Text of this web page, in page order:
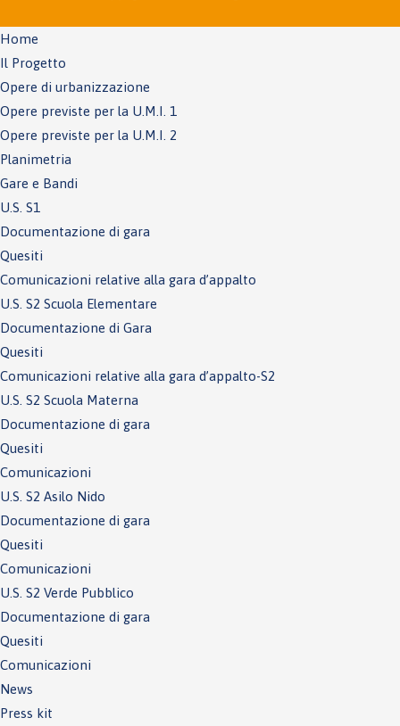
Home
Il Progetto
Opere di urbanizzazione
Opere previste per la U.M.I. 1
Opere previste per la U.M.I. 2
Planimetria
Gare e Bandi
U.S. S1
Documentazione di gara
Quesiti
Comunicazioni relative alla gara d’appalto
U.S. S2 Scuola Elementare
Documentazione di Gara
Quesiti
Comunicazioni relative alla gara d’appalto-S2
U.S. S2 Scuola Materna
Documentazione di gara
Quesiti
Comunicazioni
U.S. S2 Asilo Nido
Documentazione di gara
Quesiti
Comunicazioni
U.S. S2 Verde Pubblico
Documentazione di gara
Quesiti
Comunicazioni
News
Press kit